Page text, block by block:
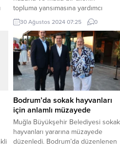
topluma yansımasına yardımcı
olacak etkinlikleri düzenlemeye
devam ediyor KOCAELİ (İGFA) –
Kocaeli Büyükşehir Belediyesi
Kadın ve Aile Hizmetleri Dairesi
Başkanlığı’na bağlı Kadın ve Aile
Hizmetleri Şube Müdürlüğünce
GEBZESEM ve Ormanya’da aynı
zaman diliminde gerçekleşen
etkinliklerde uzman psikologlar
tarafından eğitimler verildi. Aile
yapısını...
30 Ağustos 2024 07:25 0
Bodrum’da sokak hayvanları
için anlamlı müzayede
Muğla Büyükşehir Belediyesi sokak
hayvanları yararına müzayede
düzenledi. Bodrum’da düzenlenen